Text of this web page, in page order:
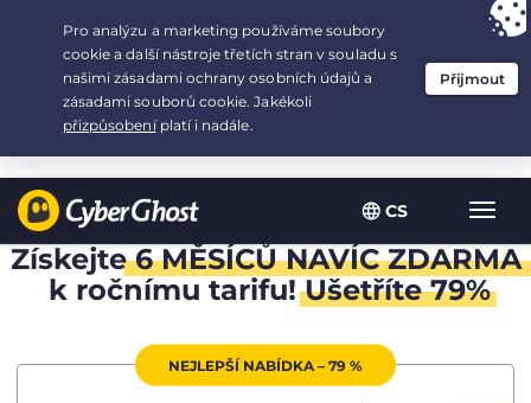
CS
Your choice:The Best Dealfor 1.5-years at $2.75
Získejte6 MĚSÍCŮ NAVÍC ZDARMA
k ročnímu tarifu!Ušetříte 79%
NEJLEPŠÍ NABÍDKA – 79 %